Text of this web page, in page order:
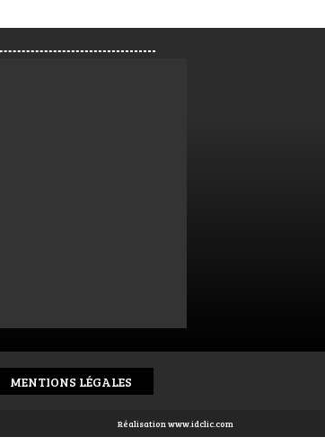
MENTIONS LÉGALES
Réalisationwww.idclic.com